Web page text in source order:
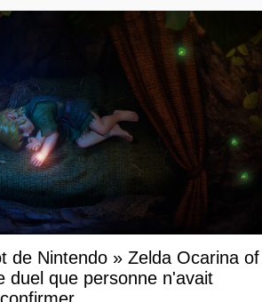
de Nintendo » Zelda Ocarina of
duel que personne n'avait